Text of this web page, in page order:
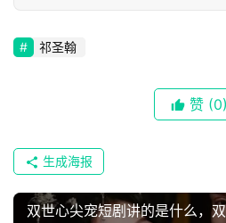
榜
速
递
登录
祁圣翰
赞 (0)
生成海报
双世心尖宠短剧讲的是什么，